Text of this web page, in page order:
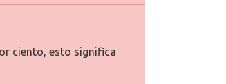
ciento, esto significa